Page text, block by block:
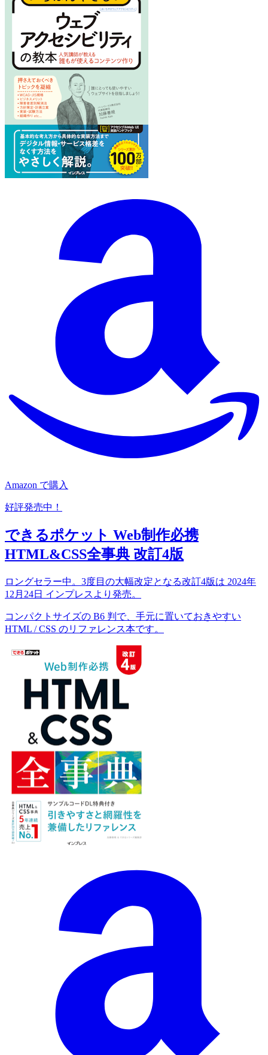
Amazon で購入
好評発売中！
できるポケット Web制作必携
HTML&CSS全事典 改訂4版
ロングセラー中。3度目の大幅改定となる改訂4版は 2024年
12月24日 インプレスより発売。
コンパクトサイズの B6 判で、手元に置いておきやすい
HTML / CSS のリファレンス本です。